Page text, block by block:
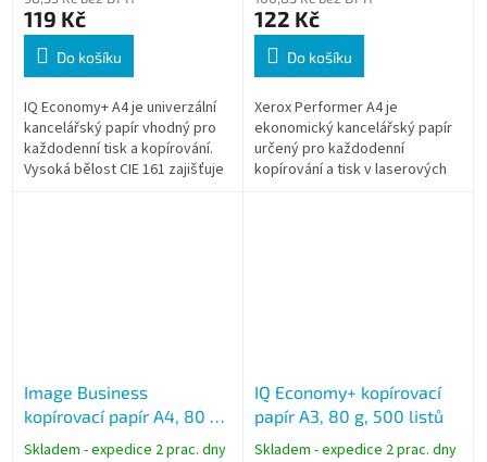
119 Kč
Do košíku
IQ Economy+ A4 je univerzální
kancelářský papír vhodný pro
každodenní tisk a kopírování.
Vysoká bělost CIE 161 zajišťuje
122 Kč
Do košíku
Xerox Performer A4 je
ekonomický kancelářský papír
určený pro každodenní
kopírování a tisk v laserových
Image Business
kopírovací papír A4, 80 g,
500 listů
Skladem - expedice 2 prac. dny
IQ Economy+ kopírovací
papír A3, 80 g, 500 listů
Skladem - expedice 2 prac. dny